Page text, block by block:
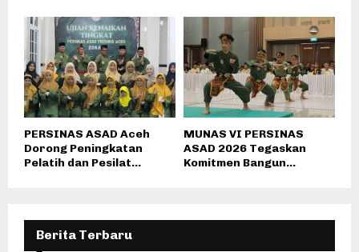
PERSINAS ASAD Aceh
Dorong Peningkatan
Pelatih dan Pesilat...
MUNAS VI PERSINAS
ASAD 2026 Tegaskan
Komitmen Bangun...
Berita Terbaru